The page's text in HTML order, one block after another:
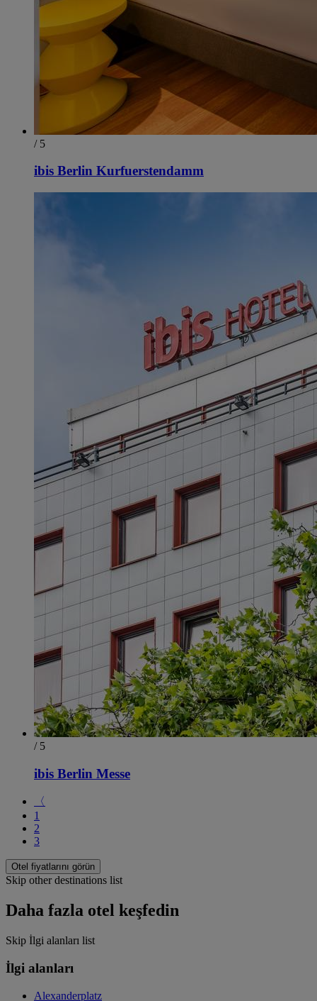
/ 5
ibis Berlin Kurfuerstendamm
/ 5
ibis Berlin Messe
〈
1
2
3
Otel fiyatlarını görün
Skip other destinations list
Daha fazla otel keşfedin
Skip İlgi alanları list
İlgi alanları
Alexanderplatz